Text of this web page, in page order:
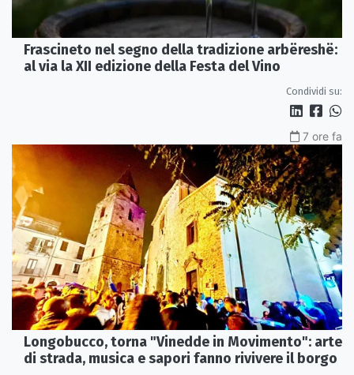
Frascineto nel segno della tradizione arbëreshë:
al via la XII edizione della Festa del Vino
Condividi su:
7 ore fa
Longobucco, torna "Vinedde in Movimento": arte
di strada, musica e sapori fanno rivivere il borgo